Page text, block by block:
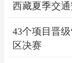
西藏夏季交
43个项目晋
区决赛